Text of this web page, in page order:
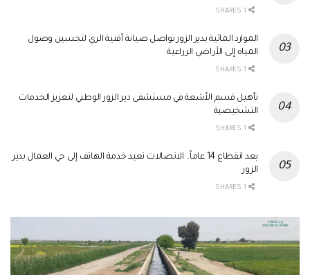
الموارد المائية بدير الزور تواصل صيانة أقنية الري لتحسين وصول
المياه إلى الأراضي الزراعية
تأهيل قسم الأشعة في مستشفى دير الزور الوطني لتعزيز الخدمات
التشخيصية
بعد انقطاع 14 عاماً.. الاتصالات تعيد خدمة الهاتف إلى حي العمال بدير
الزور